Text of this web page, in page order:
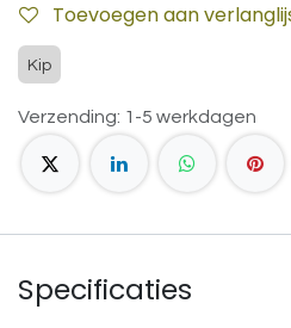
Toevoegen aan
Kip
Verzending: 1-5 werkdagen
Specificaties